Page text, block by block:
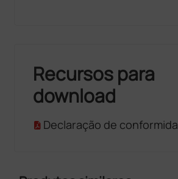
Recursos para
download
Declaração de